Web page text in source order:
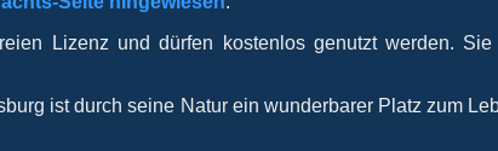
Lizenz und dürfen kostenlos genutzt werden.
ist durch seine Natur ein wunderbarer Platz zum